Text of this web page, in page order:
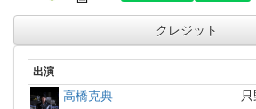
クレジット
出演
高橋克典